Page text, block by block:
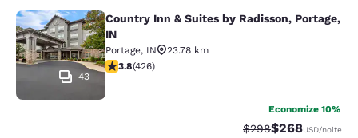
Country Inn & Suites by Radisson,
43
Country Inn & Suites by Radisson, Portage,
IN
Portage, IN
23.78 km
classificação 3.79 estrelas. Bom. 426 avaliações
3.8(426)
Economize 10%
Tarifa anterior
$298Tarifa com
$268USD/noite